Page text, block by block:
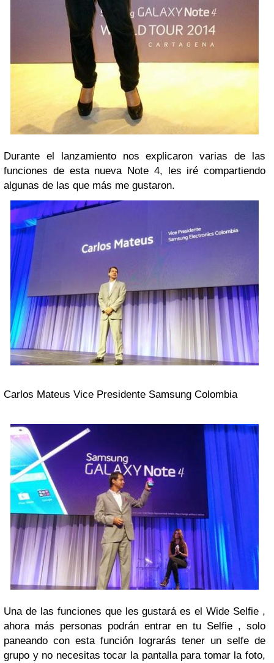
Durante el lanzamiento nos explicaron varias de las
funciones de esta nueva Note 4, les iré compartiendo
algunas de las que más me gustaron.
Carlos Mateus Vice Presidente Samsung Colombia
Una de las funciones que les gustará es el Wide Selfie ,
ahora más personas podrán entrar en tu Selfie , solo
paneando con esta función lograrás tener un selfe de
grupo y no necesitas tocar la pantalla para tomar la foto,